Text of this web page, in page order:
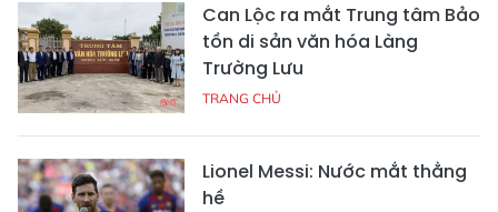
Can Lộc ra mắt Trung tâm Bảo
tồn di sản văn hóa Làng
Trường Lưu
TRANG CHỦ
Lionel Messi: Nước mắt thằng
hề